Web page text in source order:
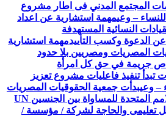
المجتمع المدني فى اطار مشروع
– وعيمهمة استشارية عن اعداد
النسائية المستهدفة
الدعوة وكسب التأييدمهمة استشارية
المصريات ومصريين بلا حدود
جريمة في حق كل امرأة
تبدأ تنفيذ فاعليات مشروع تعزيز
– وعيبدأت جمعية الحقوقيات المصريات
AEFL بالتعاون مع هيئة الامم المتحدة للمساواة بين الجنسين UN
تعليمى والحاجة لشركة / مؤسسة /